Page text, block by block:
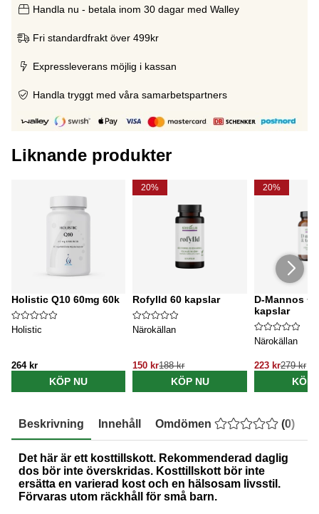
Handla nu - betala inom 30 dagar med Walley
Fri standardfrakt över 499kr
Expressleverans möjlig i kassan
Handla tryggt med våra samarbetspartners
Liknande produkter
Holistic Q10 60mg 60k
Holistic
264 kr
KÖP NU
20%
Rofylld 60 kapslar
Närokällan
150 kr188 kr
KÖP NU
20%
D-Mannos +
kapslar
Närokällan
223 kr279 kr
KÖP
Beskrivning Innehåll Omdömen (0)
Det här är ett kosttillskott. Rekommenderad daglig
dos bör inte överskridas. Kosttillskott bör inte
ersätta en varierad kost och en hälsosam livsstil.
Förvaras utom räckhåll för små barn.